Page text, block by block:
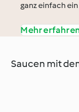
ganz einfach
Mehr
Saucen mit